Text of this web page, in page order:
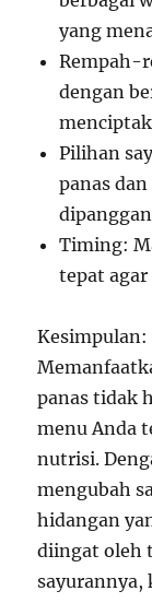
yang
Rempah-
dengan
Pilihan
panas
Timing:
tepat
Kesimpulan:
panas tidak
menu Anda
nutrisi.
mengubah
hidangan
diingat oleh
sayurannya,